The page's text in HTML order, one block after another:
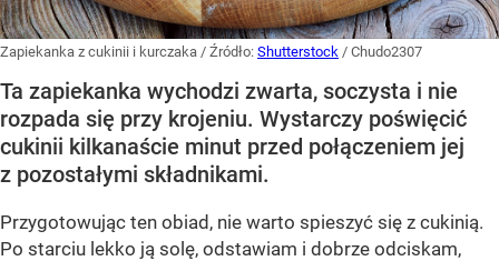
Zapiekanka z cukinii i kurczaka / Źródło: Shutterstock / Chudo2307
Ta zapiekanka wychodzi zwarta, soczysta i nie
rozpada się przy krojeniu. Wystarczy poświęcić
cukinii kilkanaście minut przed połączeniem jej
z pozostałymi składnikami.
Przygotowując ten obiad, nie warto spieszyć się z cukinią.
Po starciu lekko ją solę, odstawiam i dobrze odciskam,